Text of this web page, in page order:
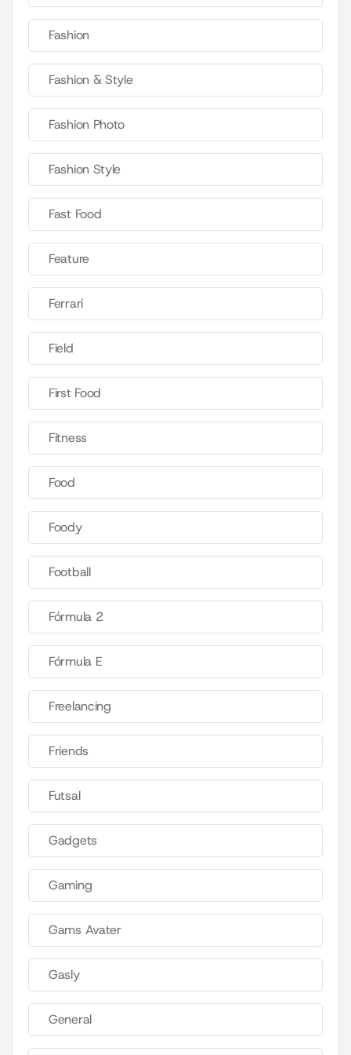
Fashion
Fashion & Style
Fashion Photo
Fashion Style
Fast Food
Feature
Ferrari
Field
First Food
Fitness
Food
Foody
Football
Fórmula 2
Fórmula E
Freelancing
Friends
Futsal
Gadgets
Gaming
Gams Avater
Gasly
General